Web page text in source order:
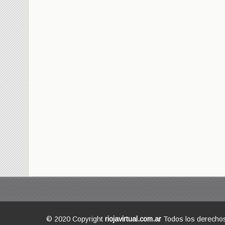
© 2020 Copyright riojavirtual.com.ar Todos los